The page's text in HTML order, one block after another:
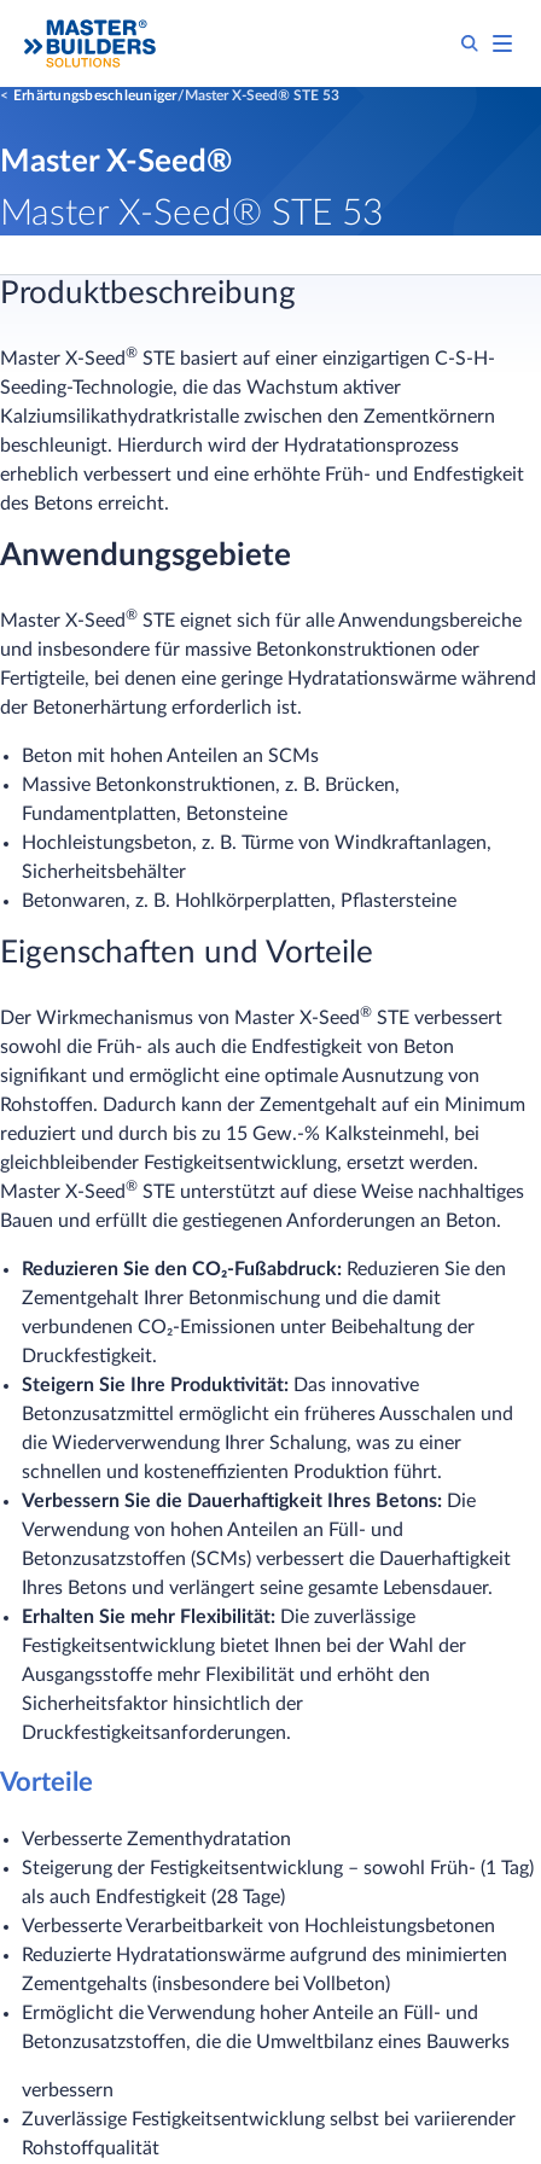
Erhärtungsbeschleuniger Master X-Seed® STE 53
Master X-Seed®
Master X-Seed® STE 53
Produktbeschreibung
Master X-Seed® STE basiert auf einer einzigartigen C-S-H-
Seeding-Technologie, die das Wachstum aktiver
Kalziumsilikathydratkristalle zwischen den Zementkörnern
beschleunigt. Hierdurch wird der Hydratationsprozess
erheblich verbessert und eine erhöhte Früh- und Endfestigkeit
des Betons erreicht.
Anwendungsgebiete
Master X-Seed® STE eignet sich für alle Anwendungsbereiche
und insbesondere für massive Betonkonstruktionen oder
Fertigteile, bei denen eine geringe Hydratationswärme während
der Betonerhärtung erforderlich ist.
Beton mit hohen Anteilen an SCMs
Massive Betonkonstruktionen, z. B. Brücken,
Fundamentplatten, Betonsteine
Hochleistungsbeton, z. B. Türme von Windkraftanlagen,
Sicherheitsbehälter
Betonwaren, z. B. Hohlkörperplatten, Pflastersteine
Eigenschaften und Vorteile
Der Wirkmechanismus von Master X-Seed® STE verbessert
sowohl die Früh- als auch die Endfestigkeit von Beton
signifikant und ermöglicht eine optimale Ausnutzung von
Rohstoffen. Dadurch kann der Zementgehalt auf ein Minimum
reduziert und durch bis zu 15 Gew.-% Kalksteinmehl, bei
gleichbleibender Festigkeitsentwicklung, ersetzt werden.
Master X-Seed® STE unterstützt auf diese Weise nachhaltiges
Bauen und erfüllt die gestiegenen Anforderungen an Beton.
Reduzieren Sie den CO₂-Fußabdruck: Reduzieren Sie den
Zementgehalt Ihrer Betonmischung und die damit
verbundenen CO₂-Emissionen unter Beibehaltung der
Druckfestigkeit.
Steigern Sie Ihre Produktivität: Das innovative
Betonzusatzmittel ermöglicht ein früheres Ausschalen und
die Wiederverwendung Ihrer Schalung, was zu einer
schnellen und kosteneffizienten Produktion führt.
Verbessern Sie die Dauerhaftigkeit Ihres Betons: Die
Verwendung von hohen Anteilen an Füll- und
Betonzusatzstoffen (SCMs) verbessert die Dauerhaftigkeit
Ihres Betons und verlängert seine gesamte Lebensdauer.
Erhalten Sie mehr Flexibilität: Die zuverlässige
Festigkeitsentwicklung bietet Ihnen bei der Wahl der
Ausgangsstoffe mehr Flexibilität und erhöht den
Sicherheitsfaktor hinsichtlich der
Druckfestigkeitsanforderungen.
Vorteile
​Verbesserte Zementhydratation
Steigerung der Festigkeitsentwicklung – sowohl Früh- (1 Tag)
als auch Endfestigkeit (28 Tage)
Verbesserte Verarbeitbarkeit von Hochleistungsbetonen
Reduzierte Hydratationswärme aufgrund des minimierten
Zementgehalts (insbesondere bei Vollbeton)
Ermöglicht die Verwendung hoher Anteile an Füll- und
Betonzusatzstoffen, die die Umweltbilanz eines Bauwerks
verbessern
Zuverlässige Festigkeitsentwicklung selbst bei variierender
Rohstoffqualität